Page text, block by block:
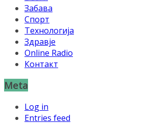
Забава
Спорт
Технологија
Здравје
Online Radio
Контакт
Meta
Log in
Entries feed